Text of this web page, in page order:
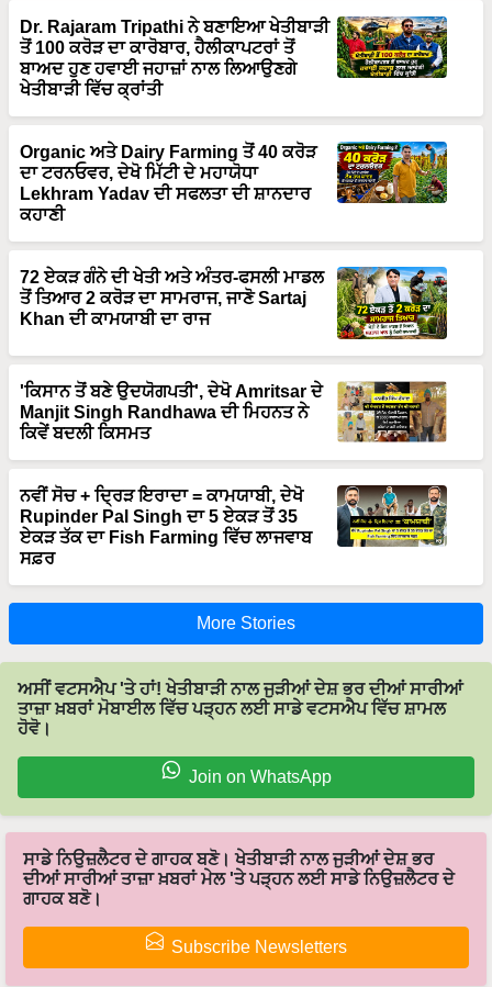
Dr. Rajaram Tripathi ਨੇ ਬਣਾਇਆ ਖੇਤੀਬਾੜੀ
ਤੋਂ 100 ਕਰੋੜ ਦਾ ਕਾਰੋਬਾਰ, ਹੈਲੀਕਾਪਟਰਾਂ ਤੋਂ
ਬਾਅਦ ਹੁਣ ਹਵਾਈ ਜਹਾਜ਼ਾਂ ਨਾਲ ਲਿਆਉਣਗੇ
ਖੇਤੀਬਾੜੀ ਵਿੱਚ ਕ੍ਰਾਂਤੀ
Organic ਅਤੇ Dairy Farming ਤੋਂ 40 ਕਰੋੜ
ਦਾ ਟਰਨਓਵਰ, ਦੇਖੋ ਮਿੱਟੀ ਦੇ ਮਹਾਯੋਧਾ
Lekhram Yadav ਦੀ ਸਫਲਤਾ ਦੀ ਸ਼ਾਨਦਾਰ
ਕਹਾਣੀ
72 ਏਕੜ ਗੰਨੇ ਦੀ ਖੇਤੀ ਅਤੇ ਅੰਤਰ-ਫਸਲੀ ਮਾਡਲ
ਤੋਂ ਤਿਆਰ 2 ਕਰੋੜ ਦਾ ਸਾਮਰਾਜ, ਜਾਣੋ Sartaj
Khan ਦੀ ਕਾਮਯਾਬੀ ਦਾ ਰਾਜ
'ਕਿਸਾਨ ਤੋਂ ਬਣੇ ਉਦਯੋਗਪਤੀ', ਦੇਖੋ Amritsar ਦੇ
Manjit Singh Randhawa ਦੀ ਮਿਹਨਤ ਨੇ
ਕਿਵੇਂ ਬਦਲੀ ਕਿਸਮਤ
ਨਵੀਂ ਸੋਚ + ਦ੍ਰਿੜ ਇਰਾਦਾ = ਕਾਮਯਾਬੀ, ਦੇਖੋ
Rupinder Pal Singh ਦਾ 5 ਏਕੜ ਤੋਂ 35
ਏਕੜ ਤੱਕ ਦਾ Fish Farming ਵਿੱਚ ਲਾਜਵਾਬ
ਸਫ਼ਰ
More Stories
ਅਸੀਂ ਵਟਸਐਪ 'ਤੇ ਹਾਂ! ਖੇਤੀਬਾੜੀ ਨਾਲ ਜੁੜੀਆਂ ਦੇਸ਼ ਭਰ ਦੀਆਂ ਸਾਰੀਆਂ
ਤਾਜ਼ਾ ਖ਼ਬਰਾਂ ਮੋਬਾਈਲ ਵਿੱਚ ਪੜ੍ਹਨ ਲਈ ਸਾਡੇ ਵਟਸਐਪ ਵਿੱਚ ਸ਼ਾਮਲ
ਹੋਵੋ।
Join on WhatsApp
ਸਾਡੇ ਨਿਉਜ਼ਲੈਟਰ ਦੇ ਗਾਹਕ ਬਣੋ। ਖੇਤੀਬਾੜੀ ਨਾਲ ਜੁੜੀਆਂ ਦੇਸ਼ ਭਰ
ਦੀਆਂ ਸਾਰੀਆਂ ਤਾਜ਼ਾ ਖ਼ਬਰਾਂ ਮੇਲ 'ਤੇ ਪੜ੍ਹਨ ਲਈ ਸਾਡੇ ਨਿਉਜ਼ਲੈਟਰ ਦੇ
ਗਾਹਕ ਬਣੋ।
Subscribe Newsletters